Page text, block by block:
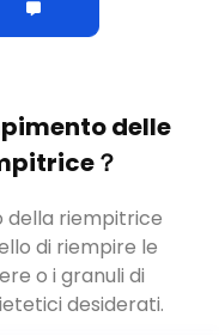
delle
？
della riempitrice
di riempire le
o i granuli di
desiderati.